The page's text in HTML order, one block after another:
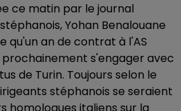
ce matin par le journal
Yohan Benalouane
qu'un an de contrat à l'AS
s'engager avec
de Turin. Toujours selon le
stéphanois se seraient